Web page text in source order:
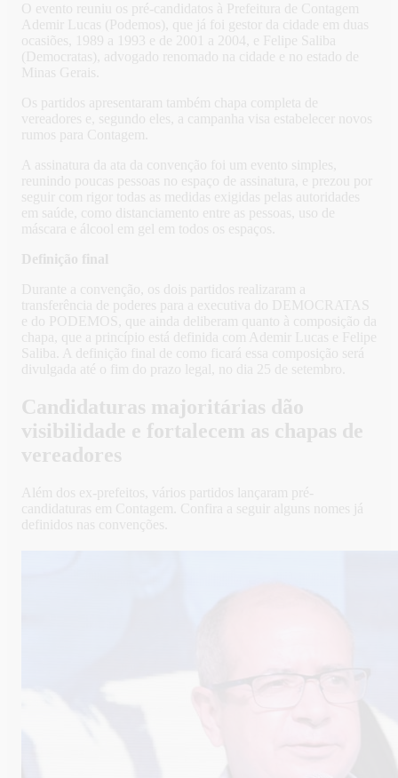
O evento reuniu os pré-candidatos à Prefeitura de Contagem
Ademir Lucas (Podemos), que já foi gestor da cidade em duas
ocasiões, 1989 a 1993 e de 2001 a 2004, e Felipe Saliba
(Democratas), advogado renomado na cidade e no estado de
Minas Gerais.
Os partidos apresentaram também chapa completa de
vereadores e, segundo eles, a campanha visa estabelecer novos
rumos para Contagem.
A assinatura da ata da convenção foi um evento simples,
reunindo poucas pessoas no espaço de assinatura, e prezou por
seguir com rigor todas as medidas exigidas pelas autoridades
em saúde, como distanciamento entre as pessoas, uso de
máscara e álcool em gel em todos os espaços.
Definição final
Durante a convenção, os dois partidos realizaram a
transferência de poderes para a executiva do DEMOCRATAS
e do PODEMOS, que ainda deliberam quanto à composição da
chapa, que a princípio está definida com Ademir Lucas e Felipe
Saliba. A definição final de como ficará essa composição será
divulgada até o fim do prazo legal, no dia 25 de setembro.
Candidaturas majoritárias dão
visibilidade e fortalecem as chapas de
vereadores
Além dos ex-prefeitos, vários partidos lançaram pré-
candidaturas em Contagem. Confira a seguir alguns nomes já
definidos nas convenções.